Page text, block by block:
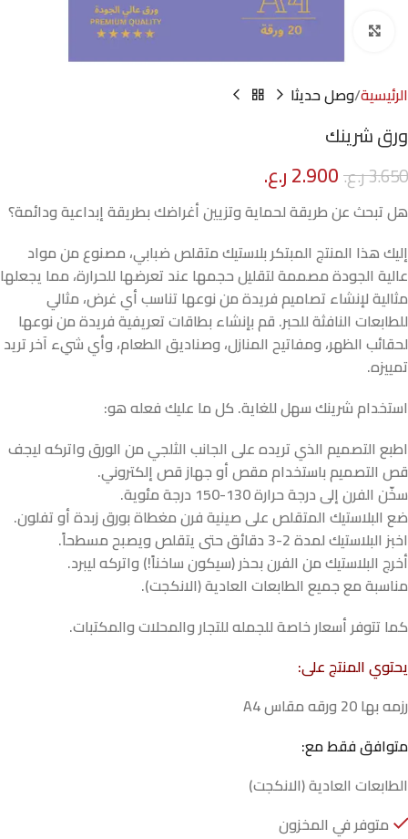
Click to enlarge
الرئيسية وصل حديثا
ورق شرينك
3.650ر.ع.2.900ر.ع.
هل تبحث عن طريقة لحماية وتزيين أغراضك بطريقة إبداعية ودائمة؟
إليك هذا المنتج المبتكر بلاستيك متقلص ضبابي، مصنوع من مواد
عالية الجودة مصممة لتقليل حجمها عند تعرضها للحرارة، مما يجعلها
مثالية لإنشاء تصاميم فريدة من نوعها تناسب أي غرض، مثالي
للطابعات النافثة للحبر. قم بإنشاء بطاقات تعريفية فريدة من نوعها
لحقائب الظهر، ومفاتيح المنازل، وصناديق الطعام، وأي شيء آخر تريد
تمييزه.
استخدام شرينك سهل للغاية. كل ما عليك فعله هو:
اطبع التصميم الذي تريده على الجانب الثلجي من الورق واتركه ليجف
قص التصميم باستخدام مقص أو جهاز قص إلكتروني.
سخّن الفرن إلى درجة حرارة 130-150 درجة مئوية.
ضع البلاستيك المتقلص على صينية فرن مغطاة بورق زبدة أو تفلون.
اخبز البلاستيك لمدة 2-3 دقائق حتى يتقلص ويصبح مسطحاً.
أخرج البلاستيك من الفرن بحذر (سيكون ساخناً!) واتركه ليبرد.
مناسبة مع جميع الطابعات العادية (الانكجت).
كما تتوفر أسعار خاصة للجمله للتجار والمحلات والمكتبات.
يحتوي المنتج على:
رزمه بها 20 ورقه مقاس A4
متوافق فقط مع:
الطابعات العادية (الانكجت)
متوفر في المخزون